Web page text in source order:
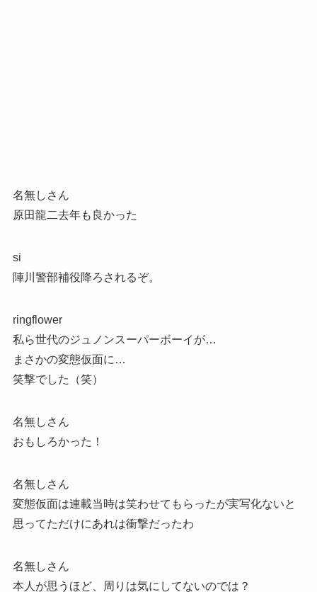
名無しさん
原田龍二去年も良かった
si
陣川警部補役降ろされるぞ。
ringflower
私ら世代のジュノンスーパーボーイが…
まさかの変態仮面に…
笑撃でした（笑）
名無しさん
おもしろかった！
名無しさん
変態仮面は連載当時は笑わせてもらったが実写化ないと
思ってただけにあれは衝撃だったわ
名無しさん
本人が思うほど、周りは気にしてないのでは？